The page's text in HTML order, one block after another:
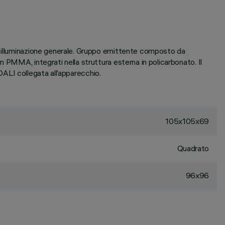
generale. Gruppo emittente composto da
integrati nella struttura esterna in policarbonato. Il
collegata all’apparecchio.
105x105x69
Quadrato
96x96